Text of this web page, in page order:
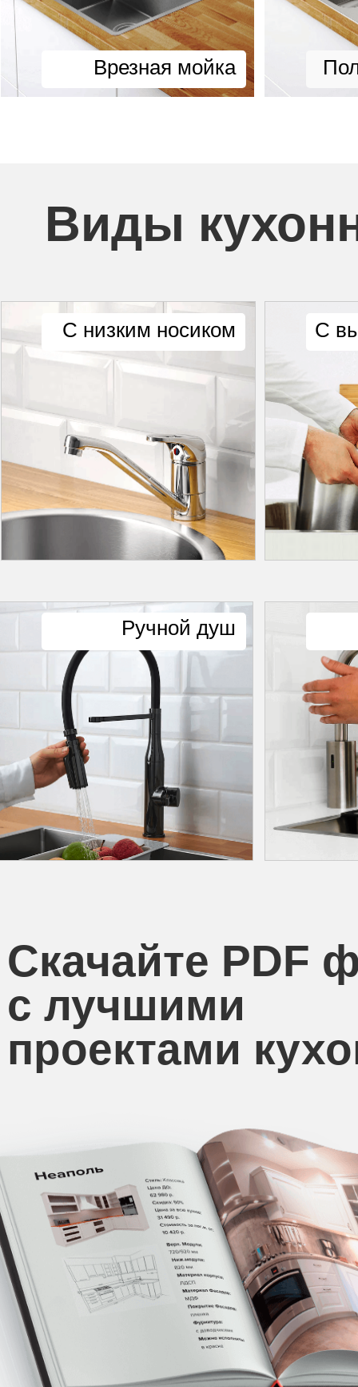
Врезная мойка
Виды
С низким носиком С
Ручной душ
Скачайте PDF
с лучшими
проектами